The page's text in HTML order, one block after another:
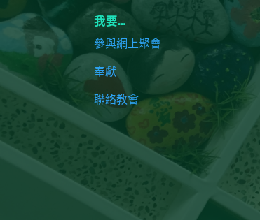
我要…
參與網上聚會
奉獻
聯絡教會